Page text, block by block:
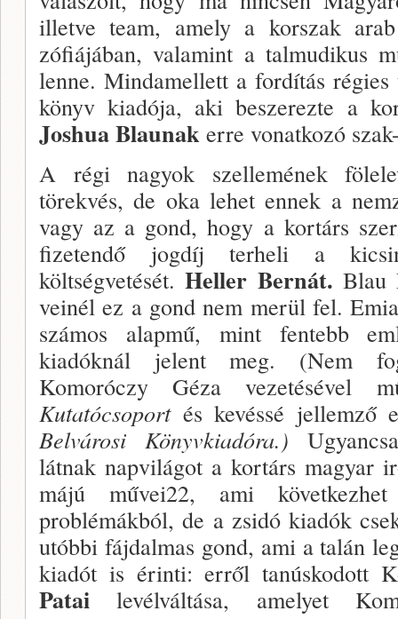
illetve team, amely a korszak
zófiájában, valamint a talmudikus
lenne. Min­damellett a fordítás
könyv kiadója, aki be­szerezte a
Joshua Blaunak erre vonatkozó
A régi nagyok szellemének
törekvés, de oka lehet ennek a
vagy az a gond, hogy a kortárs
fizetendő jogdíj terheli a
költségvetését.Heller Bernát. Blau
veinél ez a gond nem merül fel.
számos alap­mű, mint fentebb
kiadóknál jelent meg. (Nem
Komoróczy Gé­za vezetésével
Kutatócsoportés kevéssé jellemző
Belvárosi Könyvkiadóra.)
látnak napvilágot a kortárs magyar
májú művei22, ami
problémákból, de a zsidó kiadók
utóbbi fájdalmas gond, ami a ta­lán
ki­adót is érinti: erről tanúskodott
Patailevélváltá­sa, amelyet